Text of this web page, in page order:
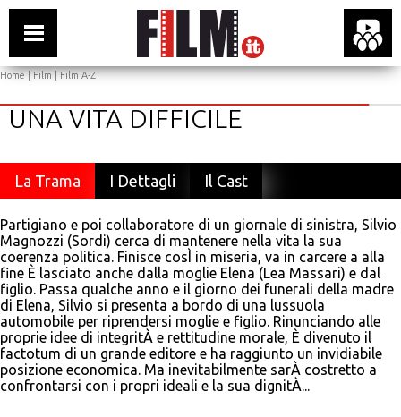
Home|Film|Film A-Z
UNA VITA DIFFICILE
La Trama I Dettagli Il Cast
Partigiano e poi collaboratore di un giornale di sinistra, Silvio
Magnozzi (Sordi) cerca di mantenere nella vita la sua
coerenza politica. Finisce cosÌ in miseria, va in carcere a alla
fine È lasciato anche dalla moglie Elena (Lea Massari) e dal
figlio. Passa qualche anno e il giorno dei funerali della madre
di Elena, Silvio si presenta a bordo di una lussuola
automobile per riprendersi moglie e figlio. Rinunciando alle
proprie idee di integritÀ e rettitudine morale, È divenuto il
factotum di un grande editore e ha raggiunto un invidiabile
posizione economica. Ma inevitabilmente sarÀ costretto a
confrontarsi con i propri ideali e la sua dignitÀ...